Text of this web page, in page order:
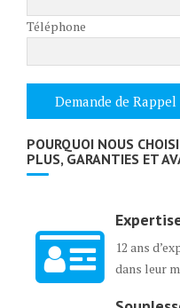
Téléphone
POURQUOI NOUS
PLUS, GARANTIES ET
12 ans
dans leur